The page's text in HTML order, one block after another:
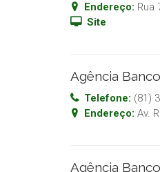
Endereço: Rua
Site
Agência
Telefone: (81)
Endereço: Av.
Agência